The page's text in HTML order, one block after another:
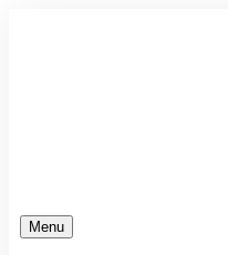
Menu